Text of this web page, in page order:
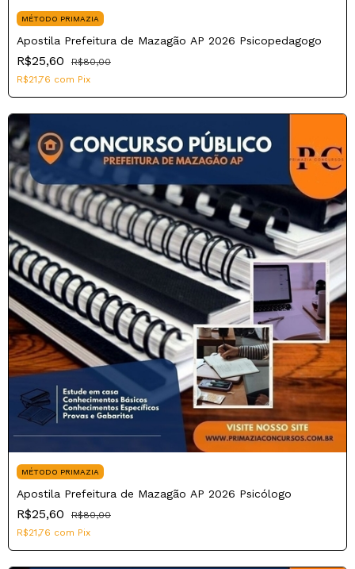
MÉTODO PRIMAZIA
Apostila Prefeitura de Mazagão AP 2026 Psicopedagogo
R$25,60
R$80,00
R$21,76 com Pix
MÉTODO PRIMAZIA
Apostila Prefeitura de Mazagão AP 2026 Psicólogo
R$25,60
R$80,00
R$21,76 com Pix